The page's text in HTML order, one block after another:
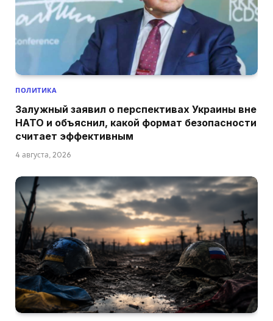
ПОЛИТИКА
Залужный заявил о перспективах Украины вне
НАТО и объяснил, какой формат безопасности
считает эффективным
4 августа, 2026